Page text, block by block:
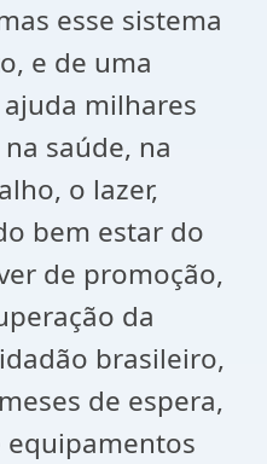
esse sistema
e de uma
milhares
saúde, na
o lazer,
bem estar do
de promoção,
da
brasileiro,
de espera,